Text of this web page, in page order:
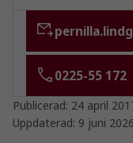
0225-55 172
Publicerad: 24 april
Uppdaterad: 9 juni